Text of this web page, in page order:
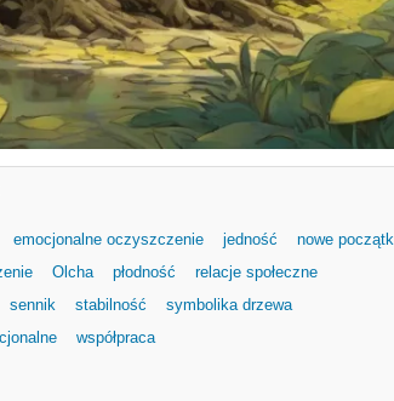
emocjonalne oczyszczenie jedność
nowe
Olcha płodność
relacje społeczne
sennik stabilność
symbolika drzewa
współpraca